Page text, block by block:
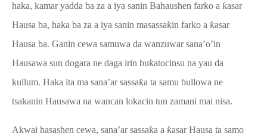
haka, kamar yadda ba za a iya sanin Bahaushen farko a ƙasar
Hausa ba, haka ba za a iya sanin masassaƙin farko a ƙasar
Hausa ba. Ganin cewa samuwa da wanzuwar sana’o’in
Hausawa sun dogara ne daga irin buƙatocinsu na yau da
kullum. Haka ita ma sana’ar sassaƙa ta samu ɓullowa ne
tsakanin Hausawa na wancan lokacin tun zamani mai nisa.
Akwai hasashen cewa, sana’ar sassaƙa a ƙasar Hausa ta samo